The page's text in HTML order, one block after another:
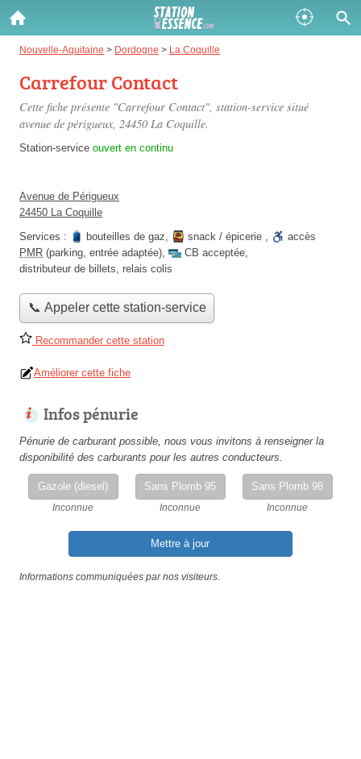
Nouvelle-Aquitaine > Dordogne > La Coquille
Carrefour Contact
Cette fiche présente "Carrefour Contact", station-service situé
avenue de périgueux, 24450 La Coquille.
Station-service ouvert en continu
Avenue de Périgueux
24450 La Coquille
Services :
bouteilles de gaz, snack / épicerie ,
accès
PMR (parking, entrée adaptée), CB acceptée,
distributeur de billets, relais colis
📞 Appeler cette station-service
Recommander cette station
Améliorer cette fiche
Infos pénurie
Pénurie de carburant possible, nous vous invitons à renseigner la
disponibilité des carburants pour les autres conducteurs.
Gazole (diesel)
Inconnue
Sans Plomb 95
Inconnue
Sans Plomb 98
Inconnue
Mettre à jour
Informations communiquées par nos visiteurs.
Gazole :
Disponible
SP 98 :
Disponible
Disponible